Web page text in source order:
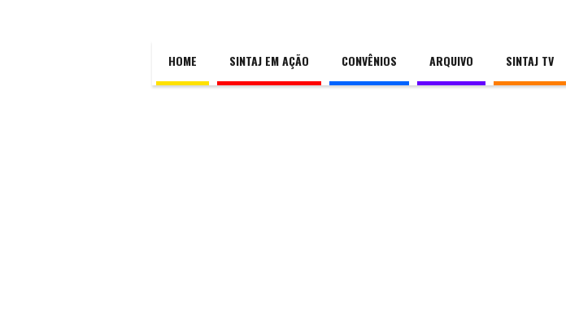
HOME SINTAJ EM AÇÃO CONVÊNIOS ARQUIVO SINTAJ TV